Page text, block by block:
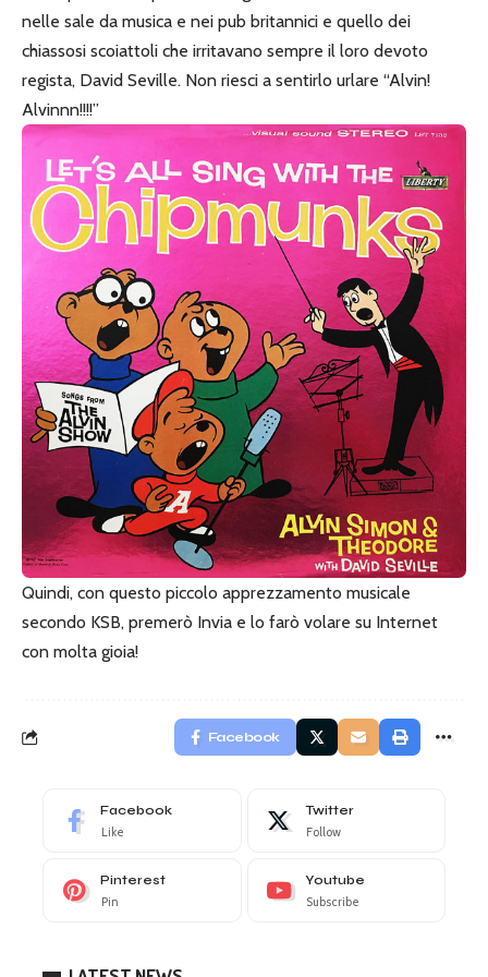
nelle sale da musica e nei pub britannici e quello dei
chiassosi scoiattoli che irritavano sempre il loro devoto
regista, David Seville. Non riesci a sentirlo urlare “Alvin!
Alvinnn!!!!”
Quindi, con questo piccolo apprezzamento musicale
secondo KSB, premerò Invia e lo farò volare su Internet
con molta gioia!
Facebook
Facebook
Like
Twitter
Follow
Pinterest
Pin
Youtube
Subscribe